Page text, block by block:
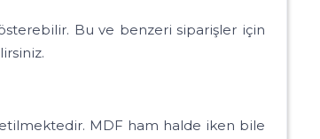
Bu ve benzeri siparişler için
MDF ham halde iken bile